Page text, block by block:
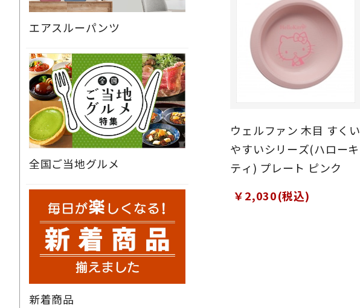
エアスルーパンツ
全国ご当地グルメ
新着商品
ウェルファン 木目 すくい
やすいシリーズ(ハローキ
ティ) プレート ピンク
￥2,030(税込)